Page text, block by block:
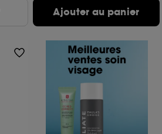
Ajouter au panier